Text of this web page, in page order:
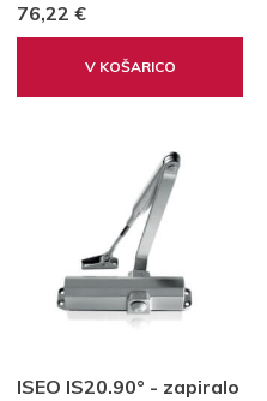
76,22 €
V KOŠARICO
ISEO IS20.90° - zapiralo